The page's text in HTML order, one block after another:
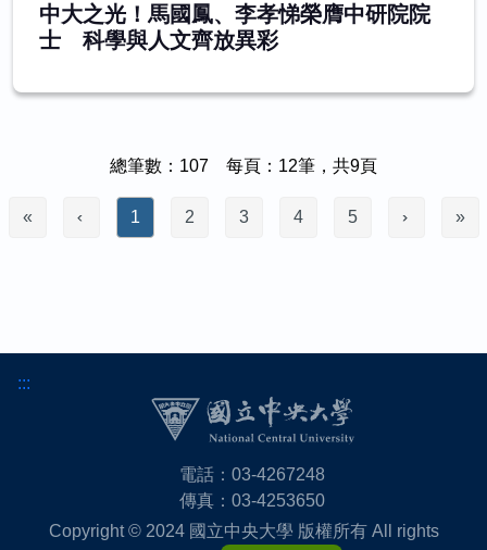
中大之光！馬國鳳、李孝悌榮膺中研院院
士 科學與人文齊放異彩
總筆數：107 每頁：12筆，共9頁
« 1 2 3 4 5 »
:::
電話：03-4267248
傳真：03-4253650
Copyright © 2024 國立中央大學 版權所有 All rights